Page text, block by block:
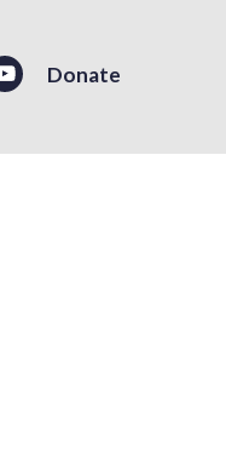
Donate